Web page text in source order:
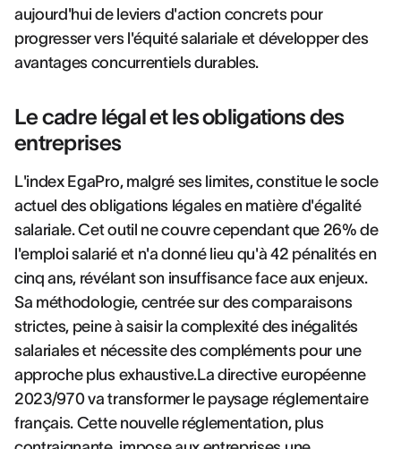
aujourd'hui de leviers d'action concrets pour
progresser vers l'équité salariale et développer des
avantages concurrentiels durables.
Le cadre légal et les obligations des
entreprises
L'index EgaPro, malgré ses limites, constitue le socle
actuel des obligations légales en matière d'égalité
salariale. Cet outil ne couvre cependant que 26% de
l'emploi salarié et n'a donné lieu qu'à 42 pénalités en
cinq ans, révélant son insuffisance face aux enjeux.
Sa méthodologie, centrée sur des comparaisons
strictes, peine à saisir la complexité des inégalités
salariales et nécessite des compléments pour une
approche plus exhaustive.La directive européenne
2023/970 va transformer le paysage réglementaire
français. Cette nouvelle réglementation, plus